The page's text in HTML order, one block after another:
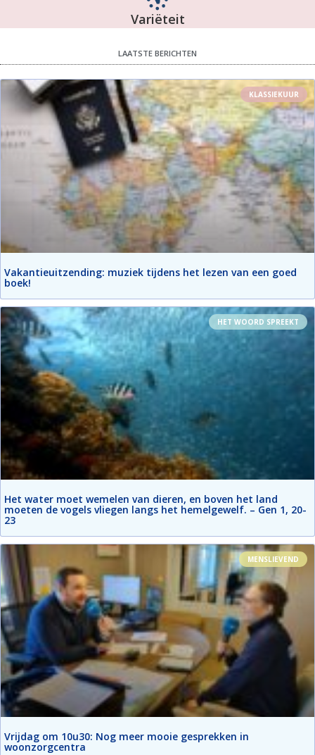
Variëteit
LAATSTE BERICHTEN
KLASSIEKUUR
Vakantieuitzending: muziek tijdens het lezen van een goed
boek!
HET WOORD SPREEKT
Het water moet wemelen van dieren, en boven het land
moeten de vogels vliegen langs het hemelgewelf. – Gen 1, 20-
23
MENSLIEVEND
Vrijdag om 10u30: Nog meer mooie gesprekken in
woonzorgcentra